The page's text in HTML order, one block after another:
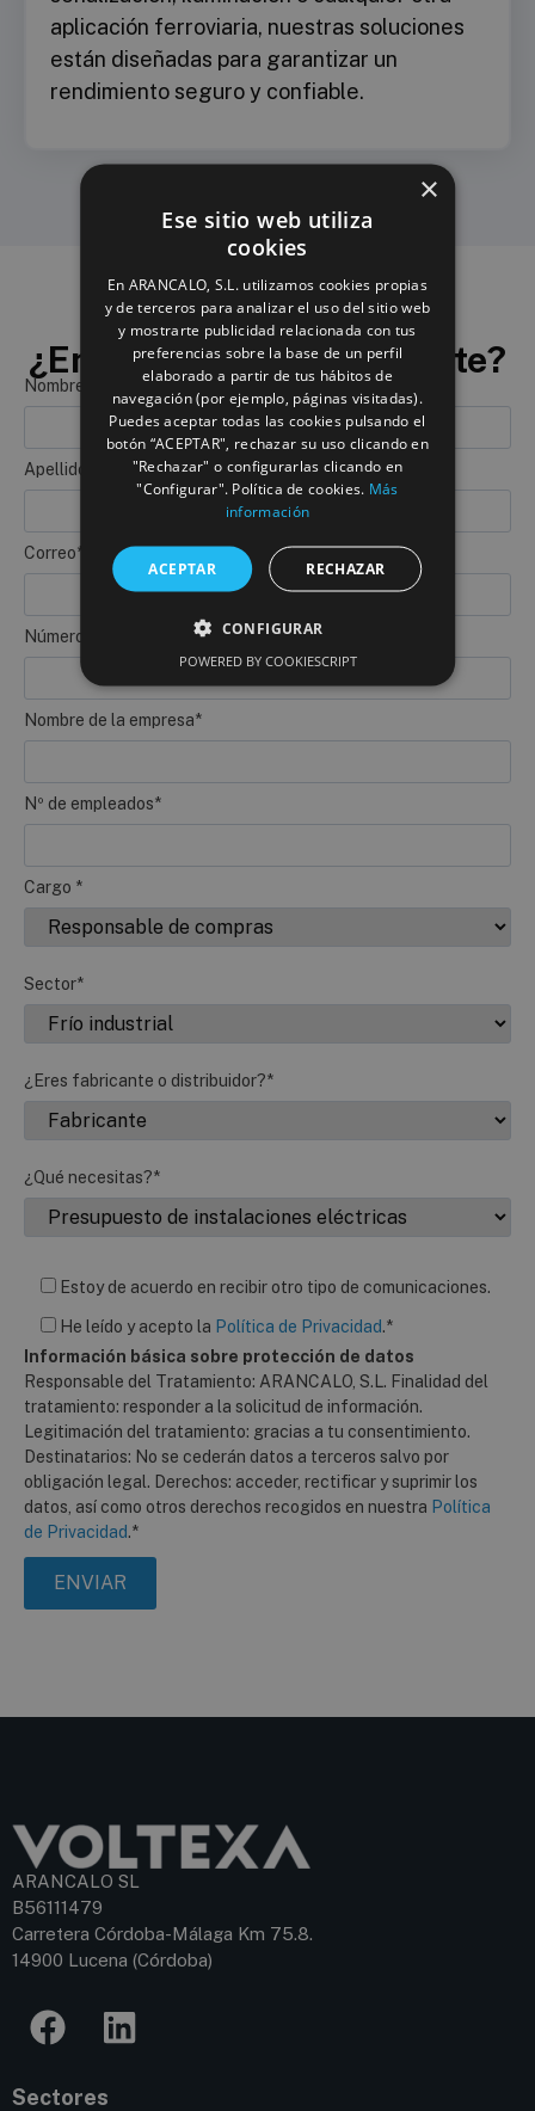
aplicación ferroviaria, nuestras soluciones
están diseñadas para garantizar un
rendimiento seguro y confiable.
¿En qué podemos ayudarte?​
Nombre*
Apellidos*
Correo*
Número de teléfono*
Nombre de la empresa*
Nº de empleados*
Cargo *
Sector*
¿Eres fabricante o distribuidor?*
¿Qué necesitas?*
Estoy de acuerdo en recibir otro tipo de comunicaciones.
He leído y acepto la Política de Privacidad.*
Información básica sobre protección de datos
Responsable del Tratamiento: ARANCALO, S.L. Finalidad del
tratamiento: responder a la solicitud de información.
Legitimación del tratamiento: gracias a tu consentimiento.
Destinatarios: No se cederán datos a terceros salvo por
obligación legal. Derechos: acceder, rectificar y suprimir los
datos, así como otros derechos recogidos en nuestra Política
de Privacidad.*
ARANCALO SL
B56111479
Carretera Córdoba-Málaga Km 75.8.
14900 Lucena (Córdoba)
Sectores
×
Ese sitio web utiliza
cookies
En ARANCALO, S.L. utilizamos cookies propias
y de terceros para analizar el uso del sitio web
y mostrarte publicidad relacionada con tus
preferencias sobre la base de un perfil
elaborado a partir de tus hábitos de
navegación (por ejemplo, páginas visitadas).
Puedes aceptar todas las cookies pulsando el
botón “ACEPTAR", rechazar su uso clicando en
"Rechazar" o configurarlas clicando en
"Configurar". Política de cookies. Más
información
ACEPTAR RECHAZAR
CONFIGURAR
POWERED BY COOKIESCRIPT